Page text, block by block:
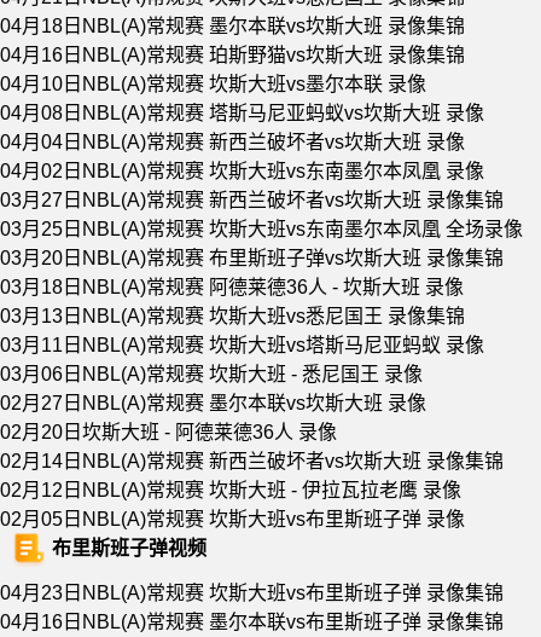
04月18日NBL(A)常规赛 墨尔本联vs坎斯大班 录像集锦
04月16日NBL(A)常规赛 珀斯野猫vs坎斯大班 录像集锦
04月10日NBL(A)常规赛 坎斯大班vs墨尔本联 录像
04月08日NBL(A)常规赛 塔斯马尼亚蚂蚁vs坎斯大班 录像
04月04日NBL(A)常规赛 新西兰破坏者vs坎斯大班 录像
04月02日NBL(A)常规赛 坎斯大班vs东南墨尔本凤凰 录像
03月27日NBL(A)常规赛 新西兰破坏者vs坎斯大班 录像集锦
03月25日NBL(A)常规赛 坎斯大班vs东南墨尔本凤凰 全场录像
03月20日NBL(A)常规赛 布里斯班子弹vs坎斯大班 录像集锦
03月18日NBL(A)常规赛 阿德莱德36人 - 坎斯大班 录像
03月13日NBL(A)常规赛 坎斯大班vs悉尼国王 录像集锦
03月11日NBL(A)常规赛 坎斯大班vs塔斯马尼亚蚂蚁 录像
03月06日NBL(A)常规赛 坎斯大班 - 悉尼国王 录像
02月27日NBL(A)常规赛 墨尔本联vs坎斯大班 录像
02月20日坎斯大班 - 阿德莱德36人 录像
02月14日NBL(A)常规赛 新西兰破坏者vs坎斯大班 录像集锦
02月12日NBL(A)常规赛 坎斯大班 - 伊拉瓦拉老鹰 录像
02月05日NBL(A)常规赛 坎斯大班vs布里斯班子弹 录像
布里斯班子弹视频
04月23日NBL(A)常规赛 坎斯大班vs布里斯班子弹 录像集锦
04月16日NBL(A)常规赛 墨尔本联vs布里斯班子弹 录像集锦